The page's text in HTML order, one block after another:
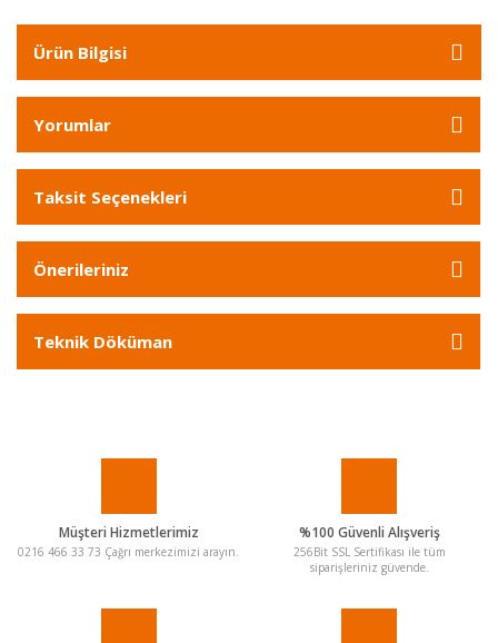
Ürün Bilgisi
Yorumlar
Taksit Seçenekleri
Önerileriniz
Teknik Döküman
Müşteri Hizmetlerimiz
0216 466 33 73 Çağrı merkezimizi arayın.
%100 Güvenli Alışveriş
256Bit SSL Sertifikası ile tüm
siparişleriniz güvende.